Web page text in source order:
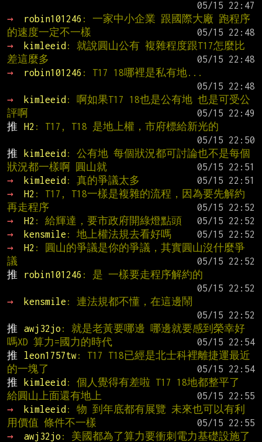
→
robin101246 : 一家中小企業 跟國際大廠 跑程序
的速度一定不一樣
→
kimleeid : 就說圓山公有 複雜程度跟T17怎麼比
差這麼多
→
robin101246 : T17 18哪裡是私有地...
→
kimleeid : 啊如果T17 18也是公有地 也是可受公
評啊
推
H2 : T17, T18 是地上權，市府標給新光的
推
kimleeid : 公有地 每個狀況都可討論也不是每個
狀況都一樣啊 圓山就
→
kimleeid : 真的爭議太多
→
H2 : T17, T18一樣是複雜的流程，因為要先解約
再走程序
→
H2 : 給輝達，要市政府開綠燈點頭
→
kensmile : 地上權法規去看好嗎
→
H2 : 圓山的爭議是你的爭議，其實圓山沒什麼爭
議
推
robin101246 : 是 一樣要走程序解約的
→
kensmile : 連法規都不懂，在這邊鬧
推
awj32jo : 就是老黃要哪邊 哪邊就要感到榮幸好
嗎XD 算力=國力的時代
推
leon1757tw: T17 T18已經是北士科裡離捷運最近
的一塊了
推
kimleeid : 個人覺得有差啦 T17 18地都整平了
給圓山上面還有地上
→
kimleeid : 物 到年底都有展覽 未來也可以有利
用價值 條件不一樣
→
awj32jo : 美國都為了算力要衝刺電力基礎設施了